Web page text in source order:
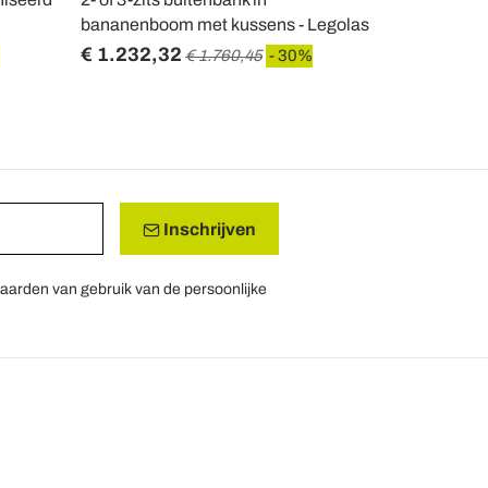
bananenboom met kussens - Legolas
€ 1.232,32 € 1.760,45 - 30%
Inschrijven
van gebruik van de persoonlijke